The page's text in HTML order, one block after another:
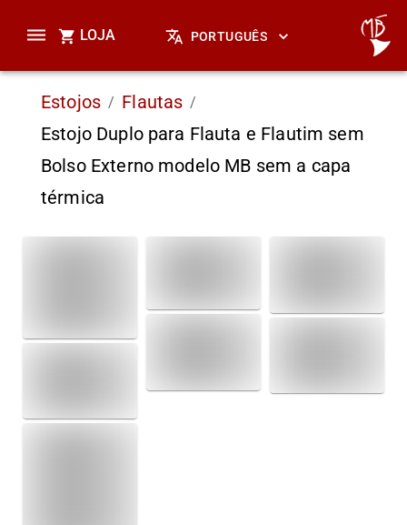
LOJA PORTUGUÊS
Estojos / Flautas /
Estojo Duplo para Flauta e Flautim sem
Bolso Externo modelo MB sem a capa
térmica